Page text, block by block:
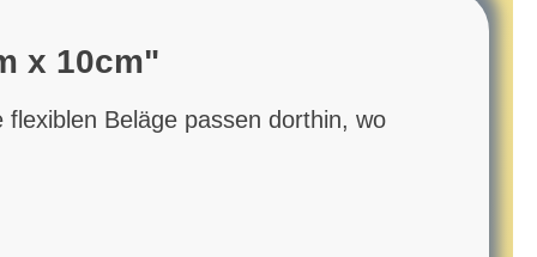
x 10cm"
Beläge passen dorthin, wo